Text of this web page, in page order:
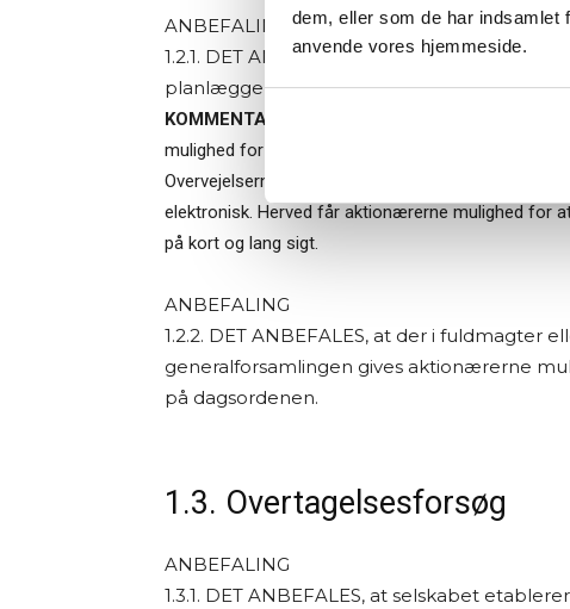
dem, eller som de har
anvende vores hjemmeside.
ANBEFALING
1.2.1. DET ANBEFALES, at bestyrelsen ved
planlægger afviklingen, så den understøtter
KOMMENTAR:
mulighed for at deltage, herunder stemme uden
Overvejelserne bør indeholde muligheden for at
elektronisk. Herved får aktionærerne mulighed for
på kort og lang sigt.
ANBEFALING
1.2.2. DET ANBEFALES, at der i fuldmagter
generalforsamlingen gives aktionærerne
på dagsordenen.
1.3. Overtagelsesforsøg
ANBEFALING
1.3.1. DET ANBEFALES, at selskabet
Når du trykker